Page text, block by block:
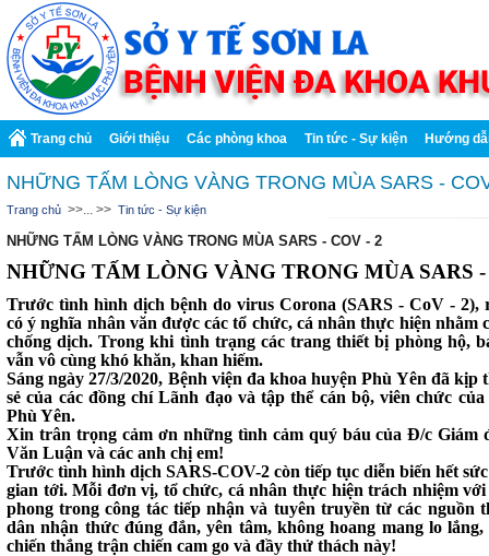
Trang chủ Giới thiệu Các phòng khoa Tin tức - Sự kiện Hướng
NHỮNG TẤM LÒNG VÀNG TRONG MÙA SARS -
Trang chủ >>... >> Tin tức - Sự kiện
NHỮNG TẤM LÒNG VÀNG TRONG MÙA SARS - COV - 2
NHỮNG TẤM LÒNG VÀNG TRONG MÙA SARS -
Trước tình hình dịch bệnh do virus Corona (SARS - CoV - 2),
có ý nghĩa nhân văn được các tổ chức, cá nhân thực hiện nhằm
chống dịch. Trong khi tình trạng các trang thiết bị phòng hộ,
vẫn vô cùng khó khăn, khan hiếm.
Sáng ngày 27/3/2020, Bệnh viện đa khoa huyện Phù Yên đã
sẻ của các đồng chí Lãnh đạo và tập thể cán bộ, viên chức
Phù Yên.
Xin trân trọng cảm ơn những tình cảm quý báu của Đ/c Giám
Văn Luận và các anh chị em!
Trước tình hình dịch SARS-COV-2 còn tiếp tục diễn biến hết
gian tới. Mỗi đơn vị, tổ chức, cá nhân thực hiện trách nhiệm
phong trong công tác tiếp nhận và tuyên truyền từ các nguồn
dân nhận thức đúng đắn, yên tâm, không hoang mang lo
chiến thắng trận chiến cam go và đầy thử thách này!